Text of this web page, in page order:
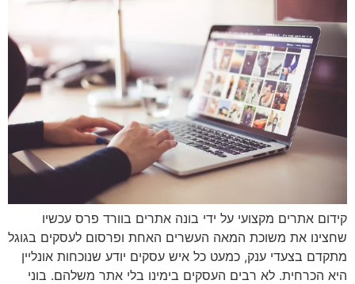
קידום אתרים מקצועי על ידי בונה אתרים בוורד פרס עכשיו
שחצינו את משוכת המאה העשרים האחת ופרסום לעסקים בגוגל
מתקדם בצעדי ענק, כמעט כל איש עסקים יודע שנוכחות אונליין
היא הכרחית. לא רבים העסקים בימינו בלי אתר משלהם. בוני